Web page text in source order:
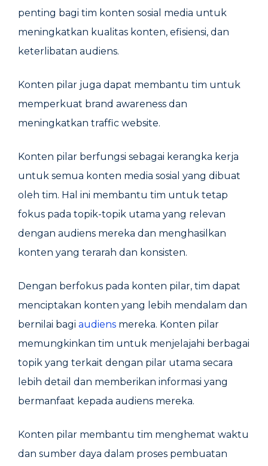
penting bagi tim konten sosial media untuk
meningkatkan kualitas konten, efisiensi, dan
keterlibatan audiens.
Konten pilar juga dapat membantu tim untuk
memperkuat brand awareness dan
meningkatkan traffic website.
Konten pilar berfungsi sebagai kerangka kerja
untuk semua konten media sosial yang dibuat
oleh tim. Hal ini membantu tim untuk tetap
fokus pada topik-topik utama yang relevan
dengan audiens mereka dan menghasilkan
konten yang terarah dan konsisten.
Dengan berfokus pada konten pilar, tim dapat
menciptakan konten yang lebih mendalam dan
bernilai bagi audiens mereka. Konten pilar
memungkinkan tim untuk menjelajahi berbagai
topik yang terkait dengan pilar utama secara
lebih detail dan memberikan informasi yang
bermanfaat kepada audiens mereka.
Konten pilar membantu tim menghemat waktu
dan sumber daya dalam proses pembuatan